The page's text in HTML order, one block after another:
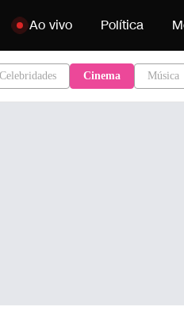
Pular para o conteúdo
Ao vivo Política
Celebridades Cinema Música